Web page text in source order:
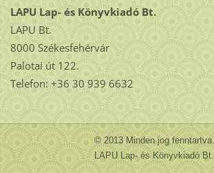
LAPU Lap- és Könyvkiadó Bt.
LAPU Bt.
8000 Székesfehérvár
Palotai út 122.
Telefon: +36 30 939 6632
© 2013 Minden jog fenntartva.
LAPU Lap- és Könyvkiadó Bt.